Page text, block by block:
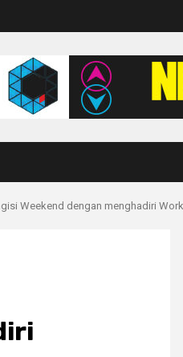
Weekend dengan menghadiri